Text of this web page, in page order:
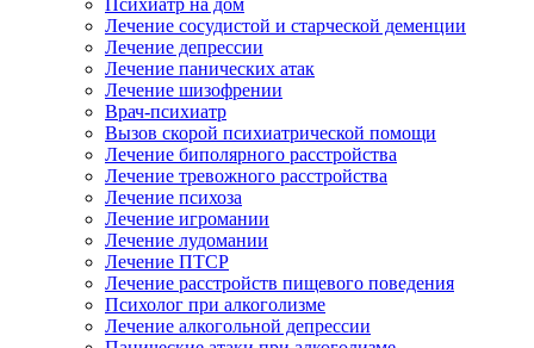
Психиатр на дом
Лечение сосудистой и старческой деменции
Лечение депрессии
Лечение панических атак
Лечение шизофрении
Врач-психиатр
Вызов скорой психиатрической помощи
Лечение биполярного расстройства
Лечение тревожного расстройства
Лечение психоза
Лечение игромании
Лечение лудомании
Лечение ПТСР
Лечение расстройств пищевого поведения
Психолог при алкоголизме
Лечение алкогольной депрессии